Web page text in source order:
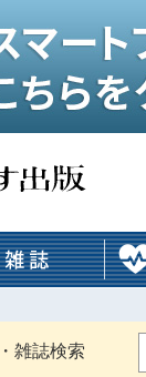
雑誌検索